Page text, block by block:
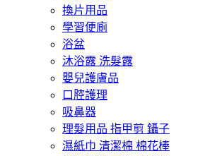
換片用品
學習便廁
浴盆
沐浴露 洗髮露
嬰兒護膚品
口腔護理
吸鼻器
理髮用品 指甲剪 鑷子
濕紙巾 清潔棉 棉花棒